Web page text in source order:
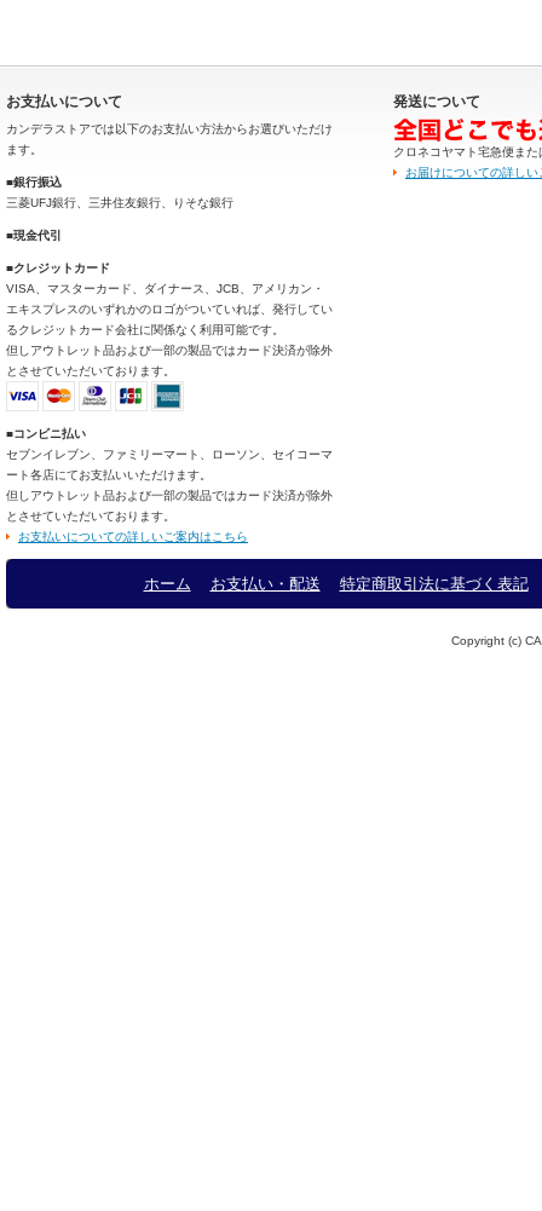
お支払いについて
カンデラストアでは以下のお支払い方法からお選びいただけ
ます。
■銀行振込
三菱UFJ銀行、三井住友銀行、りそな銀行
■現金代引
■クレジットカード
VISA、マスターカード、ダイナース、JCB、アメリカン・
エキスプレスのいずれかのロゴがついていれば、発行してい
るクレジットカード会社に関係なく利用可能です。
但しアウトレット品および一部の製品ではカード決済が除外
とさせていただいております。
■コンビニ払い
セブンイレブン、ファミリーマート、ローソン、セイコーマ
ート各店にてお支払いいただけます。
但しアウトレット品および一部の製品ではカード決済が除外
とさせていただいております。
お支払いについての詳しいご案内はこちら
発送について
クロネコヤマト宅急便ま
お届けについての詳し
ホーム お支払い・配送 特定商取引法に基づく表記
Copyright (c)